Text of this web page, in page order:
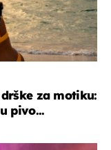
za motiku:
pivo...